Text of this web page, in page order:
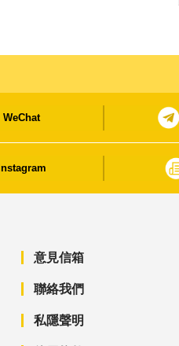
WeChat
Instagram
意見信箱
聯絡我們
私隱聲明